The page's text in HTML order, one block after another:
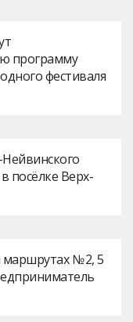
программу
фестиваля
посёлке Верх-
№ 2, 5